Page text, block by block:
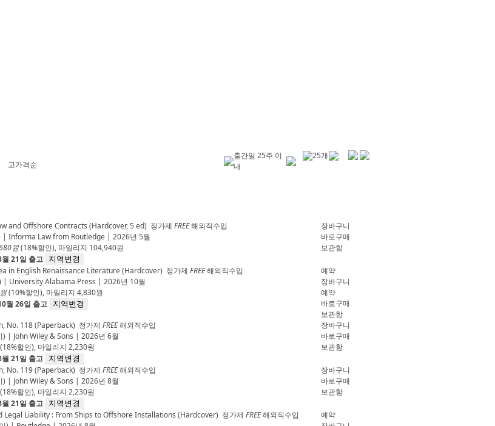
고가격순
출간일 25주 이
내
25개
and Offshore Contracts (Hardcover, 5 ed) 정가제 FREE해외직수입
| Informa Law from Routledge | 2026년 5월
원(18%할인), 마일리지 104,940원
월 21일 출고 지역변경
장바구니
바로구매
보관함
in English Renaissance Literature (Hardcover) 정가제 FREE해외직수입
| University Alabama Press | 2026년 10월
(10%할인), 마일리지 4,830원
월 26일 출고 지역변경
예약
장바구니
예약
바로구매
보관함
No. 118 (Paperback) 정가제 FREE해외직수입
) | John Wiley & Sons | 2026년 6월
18%할인), 마일리지 2,230원
월 21일 출고 지역변경
장바구니
바로구매
보관함
No. 119 (Paperback) 정가제 FREE해외직수입
) | John Wiley & Sons | 2026년 8월
18%할인), 마일리지 2,230원
월 21일 출고 지역변경
장바구니
바로구매
보관함
Legal Liability : From Ships to Offshore Installations (Hardcover) 정가제 FREE해외직수입
예약